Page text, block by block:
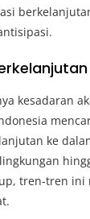
kesadaran
ke
tren-tren ini